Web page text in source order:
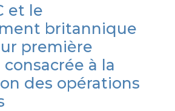
et le
britannique
première
à la
des opérations